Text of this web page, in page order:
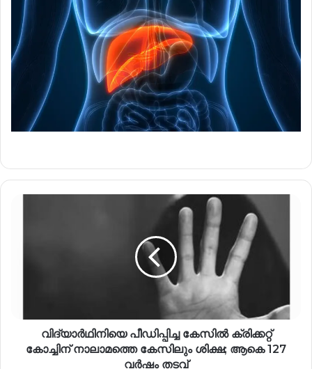
വിദ്യാർഥിനിയെ പീഡിപ്പിച്ച കേസിൽ ക്രിക്കറ്റ്
കോച്ചിന് നാലാമത്തെ കേസിലും ശിക്ഷ; ആകെ 127
വർഷം തടവ്